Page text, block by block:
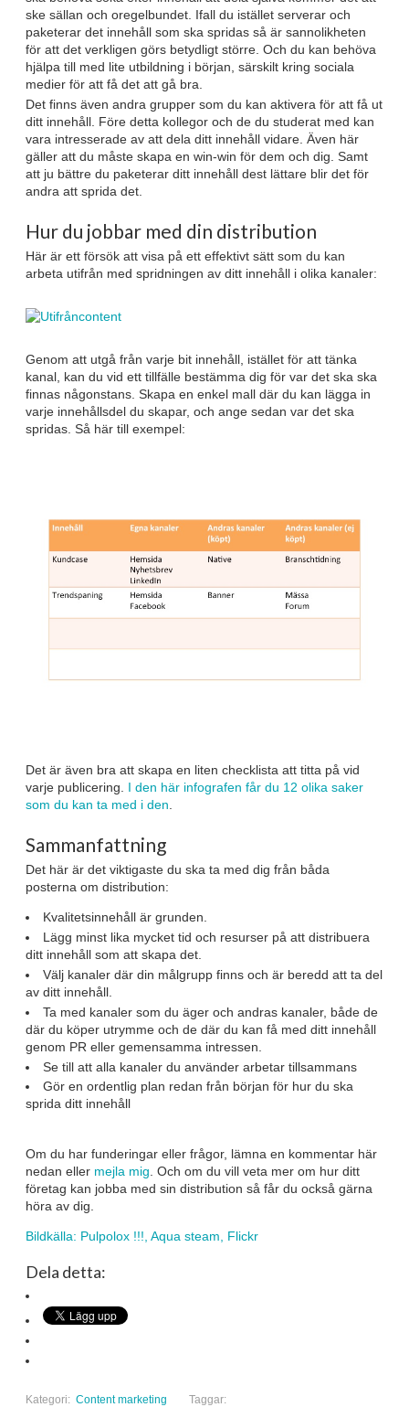
ske sällan och oregelbundet. Ifall du istället serverar och
paketerar det innehåll som ska spridas så är sannolikheten
för att det verkligen görs betydligt större. Och du kan behöva
hjälpa till med lite utbildning i början, särskilt kring sociala
medier för att få det att gå bra.
Det finns även andra grupper som du kan aktivera för att få ut
ditt innehåll. Före detta kollegor och de du studerat med kan
vara intresserade av att dela ditt innehåll vidare. Även här
gäller att du måste skapa en win-win för dem och dig. Samt
att ju bättre du paketerar ditt innehåll dest lättare blir det för
andra att sprida det.
Hur du jobbar med din distribution
Här är ett försök att visa på ett effektivt sätt som du kan
arbeta utifrån med spridningen av ditt innehåll i olika kanaler:
Genom att utgå från varje bit innehåll, istället för att tänka
kanal, kan du vid ett tillfälle bestämma dig för var det ska ska
finnas någonstans. Skapa en enkel mall där du kan lägga in
varje innehållsdel du skapar, och ange sedan var det ska
spridas. Så här till exempel:
Det är även bra att skapa en liten checklista att titta på vid
varje publicering. I den här infografen får du 12 olika saker
som du kan ta med i den
Sammanfattning
Det här är det viktigaste du ska ta med dig från båda
posterna om distribution:
Kvalitetsinnehåll är grunden.
Lägg minst lika mycket tid och resurser på att distribuera
ditt innehåll som att skapa det.
Välj kanaler där din målgrupp finns och är beredd att ta del
av ditt innehåll.
Ta med kanaler som du äger och andras kanaler, både de
där du köper utrymme och de där du kan få med ditt innehåll
genom PR eller gemensamma intressen.
Se till att alla kanaler du använder arbetar tillsammans
Gör en ordentlig plan redan från början för hur du ska
sprida ditt innehåll
Om du har funderingar eller frågor, lämna en kommentar här
nedan eller mejla mig . Och om du vill veta mer om hur ditt
företag kan jobba med sin distribution så får du också gärna
höra av dig.
Bildkälla: Pulpolox !!!, Aqua steam, Flickr
Dela detta:
Kategori: Content marketing
Taggar: